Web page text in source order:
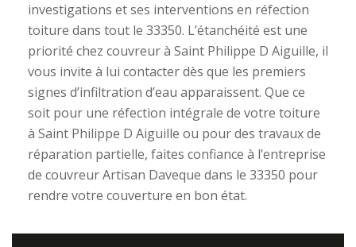
investigations et ses interventions en réfection
toiture dans tout le 33350. L’étanchéité est une
priorité chez couvreur à Saint Philippe D Aiguille, il
vous invite à lui contacter dès que les premiers
signes d’infiltration d’eau apparaissent. Que ce
soit pour une réfection intégrale de votre toiture
à Saint Philippe D Aiguille ou pour des travaux de
réparation partielle, faites confiance à l’entreprise
de couvreur Artisan Daveque dans le 33350 pour
rendre votre couverture en bon état.